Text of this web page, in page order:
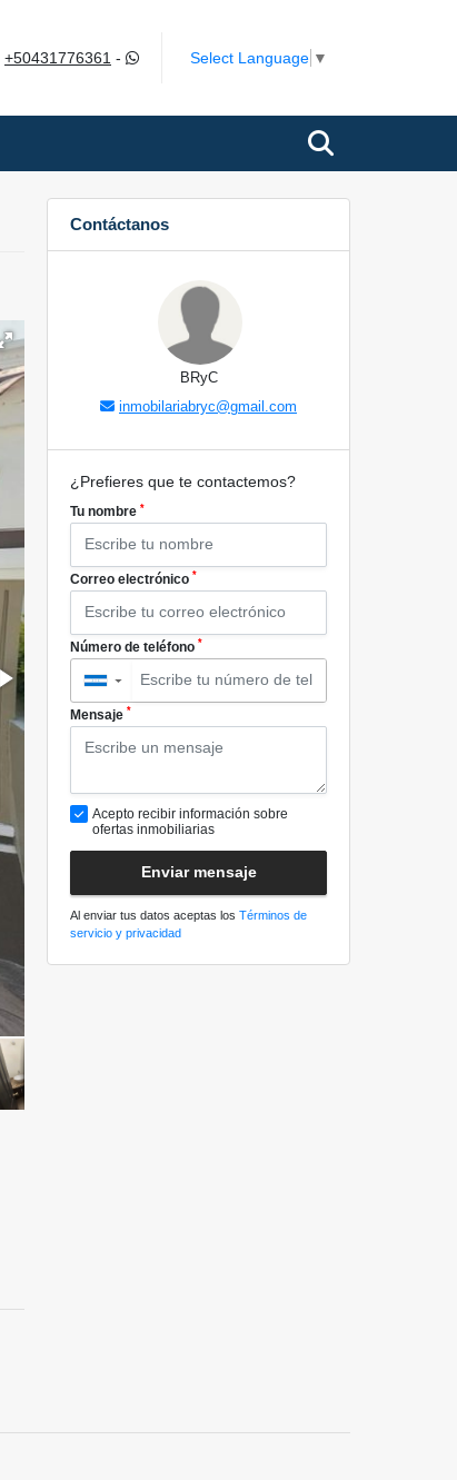
+50431776361 - Select Language ▼
Contáctanos
BRyC
inmobilariabryc@gmail.com
¿Prefieres que te contactemos?
Tu nombre *
Correo electrónico *
Número de teléfono *
▼
Mensaje *
Acepto recibir información sobre
ofertas inmobiliarias
Enviar mensaje
Al enviar tus datos aceptas los Términos de
servicio y privacidad